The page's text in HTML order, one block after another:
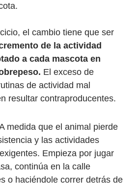
el cambio tiene que ser
de la actividad
a cada mascota en
El exceso de
de actividad mal
resultar contraproducentes.
medida que el animal pierde
y las actividades
Empieza por jugar
continúa en la calle
o haciéndole correr detrás de